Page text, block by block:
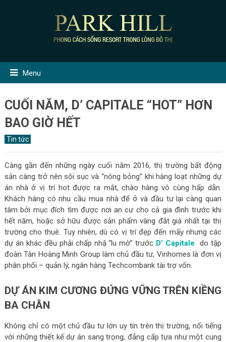
Menu
CUỐI NĂM, D’ CAPITALE “HOT” HƠN
BAO GIỜ HẾT
Tin tức
Càng gần đến những ngày cuối năm 2016, thị trường bất động
sản càng trở nên sôi sục và “nóng bỏng” khi hàng loạt những dự
án nhà ở vị trí hot được ra mắt, chào hàng vô cùng hấp dẫn.
Khách hàng có nhu cầu mua nhà để ở và đầu tư lại càng quan
tâm bởi mục đích tìm được nơi an cư cho cả gia đình trước khi
hết năm, hoặc sở hữu được sản phẩm vàng đắt giá nhất tại thị
trường cho thuê. Tuy nhiên, dù có vị trí đẹp đến mấy nhưng các
dự án khác đều phải chấp nhậ “lu mờ” trước D’ Capitale
do tập
đoàn Tân Hoàng Minh Group làm chủ đầu tư, Vinhomes là đơn vị
phân phối – quản lý, ngân hàng Techcombank tài trợ vốn.
DỰ ÁN KIM CƯƠNG ĐỨNG VỮNG TRÊN KIỀNG
BA CHÂN
Không chỉ có một chủ đầu tư lớn uy tín trên thị trường, nổi tiếng
với những thiết kế dự án sang trọng, đẳng cấp tựa như một cung